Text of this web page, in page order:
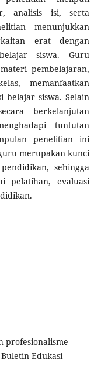
analisis isi, serta
menunjukkan
erat dengan
siswa. Guru
pembelajaran,
memanfaatkan
belajar siswa. Selain
berkelanjutan
tuntutan
penelitian ini
merupakan kunci
sehingga
pelatihan, evaluasi
profesionalisme
Edukasi